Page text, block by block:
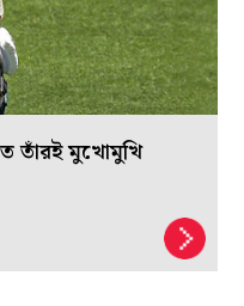
তাঁরই মুখোমুখি